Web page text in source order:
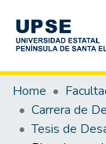
Communities &
All of DSpace
Statistics
Home